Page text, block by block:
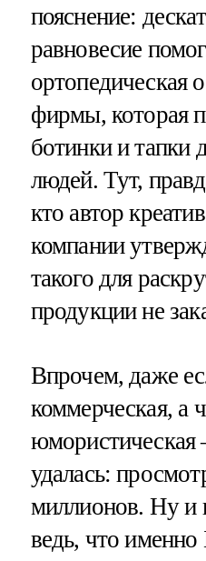
пояснение:
равновесие
ортопедическая
фирмы, которая
ботинки и тапки
людей. Тут,
кто автор
компании
такого для
продукции не
Впрочем, даже
коммерческая, а
юмористическая
удалась:
миллионов. Ну и
ведь, что